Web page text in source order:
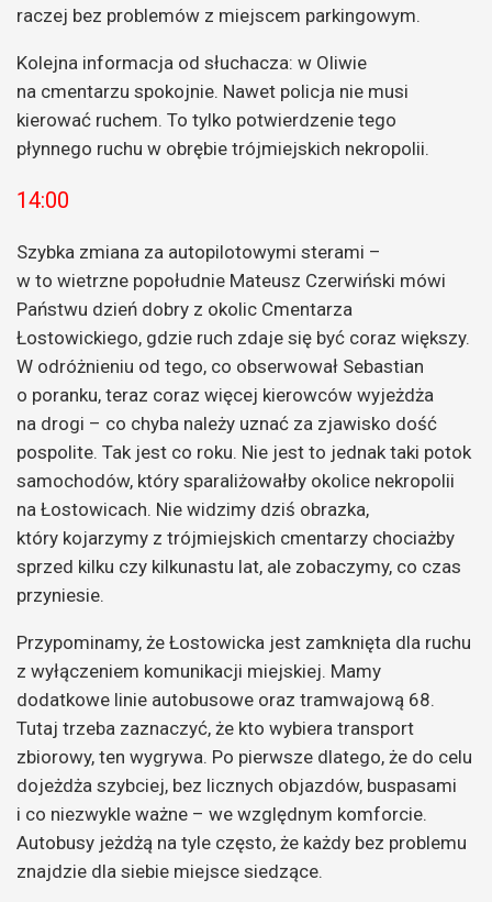
raczej bez problemów z miejscem parkingowym.
Kolejna informacja od słuchacza: w Oliwie
na cmentarzu spokojnie. Nawet policja nie musi
kierować ruchem. To tylko potwierdzenie tego
płynnego ruchu w obrębie trójmiejskich nekropolii.
14:00
Szybka zmiana za autopilotowymi sterami –
w to wietrzne popołudnie Mateusz Czerwiński mówi
Państwu dzień dobry z okolic Cmentarza
Łostowickiego, gdzie ruch zdaje się być coraz większy.
W odróżnieniu od tego, co obserwował Sebastian
o poranku, teraz coraz więcej kierowców wyjeżdża
na drogi – co chyba należy uznać za zjawisko dość
pospolite. Tak jest co roku. Nie jest to jednak taki potok
samochodów, który sparaliżowałby okolice nekropolii
na Łostowicach. Nie widzimy dziś obrazka,
który kojarzymy z trójmiejskich cmentarzy chociażby
sprzed kilku czy kilkunastu lat, ale zobaczymy, co czas
przyniesie.
Przypominamy, że Łostowicka jest zamknięta dla ruchu
z wyłączeniem komunikacji miejskiej. Mamy
dodatkowe linie autobusowe oraz tramwajową 68.
Tutaj trzeba zaznaczyć, że kto wybiera transport
zbiorowy, ten wygrywa. Po pierwsze dlatego, że do celu
dojeżdża szybciej, bez licznych objazdów, buspasami
i co niezwykle ważne – we względnym komforcie.
Autobusy jeżdżą na tyle często, że każdy bez problemu
znajdzie dla siebie miejsce siedzące.